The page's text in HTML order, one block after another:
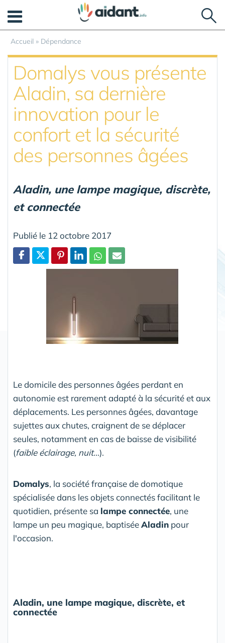
Accueil » Dépendance
Domalys vous présente
Aladin, sa dernière
innovation pour le
confort et la sécurité
des personnes âgées
Aladin, une lampe magique, discrète,
et connectée
Publié le 12 octobre 2017
Partager
Le domicile des personnes âgées perdant en
autonomie est rarement adapté à la sécurité et aux
déplacements. Les personnes âgées, davantage
sujettes aux chutes, craignent de se déplacer
seules, notamment en cas de baisse de visibilité
(faible éclairage, nuit...).
Domalys, la société française de domotique
spécialisée dans les objets connectés facilitant le
quotidien, présente sa lampe connectée, une
lampe un peu magique, baptiséeAladin pour
l'occasion.
Aladin, une lampe magique, discrète, et
connectée
Panneau de gestion des cookies